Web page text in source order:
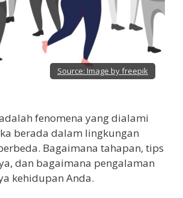
Source: Image by freepik
fenomena yang dialami
berada dalam lingkungan
Bagaimana tahapan, tips
dan bagaimana pengalaman
kehidupan Anda.